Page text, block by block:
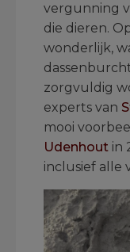
vergunning
die dieren.
wonderlijk,
zorgvuldig
experts van
mooi
Udenhout in
inclusief alle